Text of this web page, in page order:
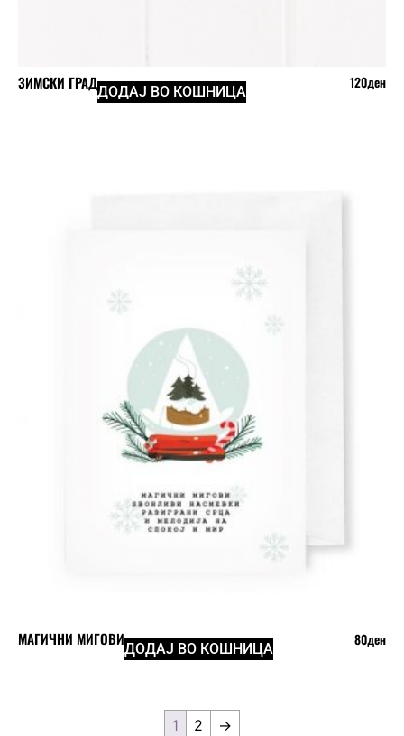
ЗИМСКИ ГРАД 120ден
ДОДАЈ ВО КОШНИЦА
МАГИЧНИ МИГОВИ 80ден
ДОДАЈ ВО КОШНИЦА
1 2 →